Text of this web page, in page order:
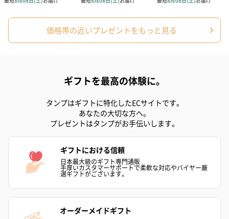
キャンドル・お香
フラッグカプセル：イ
ンセンススティック
フラッグカプセル：イ
ンセンススティック
（GRAPE
価格帯の近いプレゼントをもっと見る
ギフトを最高の体験に。
タンプはギフトに特化したECサイトです。
あなたの大切な方へ。
プレゼントはタンプがお手伝いします。
ギフトにおける信頼
日本最大級のギフト専門通販
手厚いカスタマーサポートで柔軟な対応やバイヤー厳
選ギフトがございます。
オーダーメイドギフト